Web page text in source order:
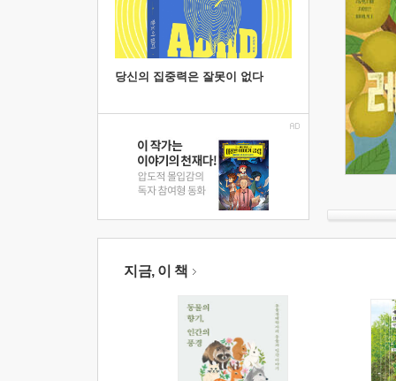
당신의 집중력은 잘못이 없다
지금, 이 책